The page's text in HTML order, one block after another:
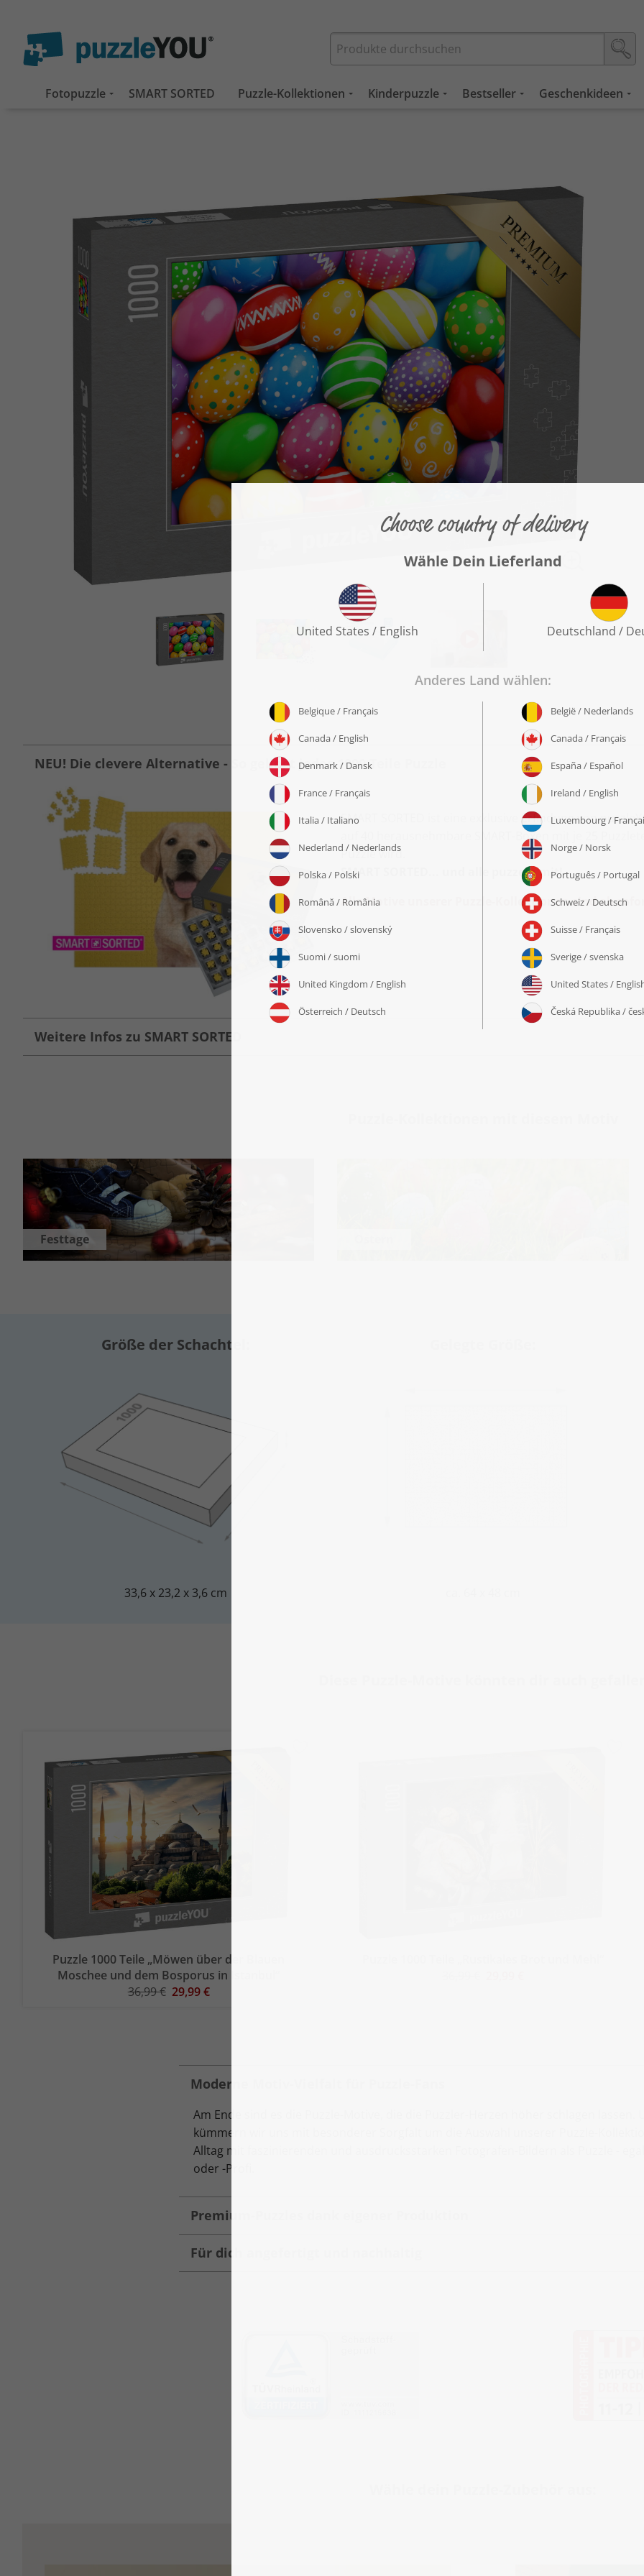
Fotopuzzle SMART SORTED Puzzle-Kollektionen Kinderpuzzle Bestseller Geschenkideen
NEU! Die clevere Alternative - So gelingt jedes 1000 Teile Puzzle
SMART SORTED ist eine exklusive Erfindung von
auf 40 herausnehmbare SMART-Boxen mit je 25
Puzzle wird.
SMART SORTED... und alle puzzeln mit!
Alle Motive unserer Puzzle-Kollektionen sind ab
Weitere Infos zu SMART SORTED
Festtage
Größe der Schachtel:
33,6 x 23,2 x 3,6 cm
Puzzle 1000 Teile „Möwen über der Blauen
Moschee und dem Bosporus in Istanbul“
36,99 € 29,99 €
Moderne Motiv-Vielfalt für Puzzle-Fans
Am Ende sind es die Puzzle-Motive, die die Puzzler-Herzen höher schlagen lassen.
kümmern wir uns mit besonderer Sorgfalt um die Auswahl unserer Puzzle-
Alltag mit faszinierenden und ausdrucksstarken Fotografen-Bildern als Puzzle -
oder -Profi.
Premium-Puzzles dank eigener Produktion
Für dich angefertigt und nachhaltig